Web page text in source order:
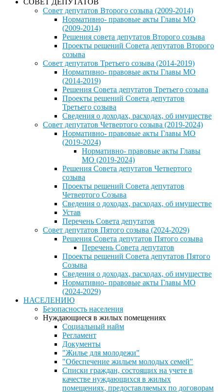
СОВЕТ ДЕПУТАТОВ
Совет депутатов Второго созыва (2009-2014)
Нормативно- правовые акты Главы МО
(2009-2014)
Решения совета депутатов Второго созыва
Проекты решений Совета депутатов Второго
созыва
Совет депутатов Третьего созыва (2014-2019)
Нормативно- правовые акты Главы МО
(2014-2019)
Решения Совета депутатов Третьего созыва
Проекты решений Совета депутатов
Третьего созыва
Сведения о доходах, расходах, об имуществе
Совет депутатов Четвертого созыва (2019-2024)
Нормативно- правовые акты Главы МО
(2019-2024)
Нормативно- правовые акты Главы
МО (2019-2024)
Решения Совета депутатов Четвертого
созыва
Проекты решений Совета депутатов
Четвертого Созыва
Сведения о доходах, расходах, об имуществе
Устав
Перечень Совета депутатов
Совет депутатов Пятого созыва (2024-2029)
Решения Совета депутатов Пятого созыва
Перечень Совета депутатов
Проекты решений Совета депутатов Пятого
Созыва
Сведения о доходах, расходах, об имуществе
Нормативно- правовые акты Главы МО
(2024-2029)
НАСЕЛЕНИЮ
Безопасность населения
Нуждающиеся в жилых помещениях
Социальный найм
Регламент
Документы
"Жилье для молодежи"
"Обеспечение жильем молодых семей"
Списки граждан, состоящих на учете в
качестве нуждающихся в жилых
помещениях, предоставляемых по договорам